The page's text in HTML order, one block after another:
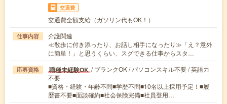
交通費
交通費全額支給（ガソリン代もOK！）
仕事内容
介護関連
≪散歩に付き添ったり、お話し相手になったり≫「え？意外
に簡単！」と思うくらい、スグできる仕事からスタ…
応募資格 職種未経験OK / ブランクOK / パソコンスキル不要 / 英語力
不要
■資格・経験・年齢不問■学歴不問■10名以上採用予定！■履
歴書不要■面談確約■社会保険完備■社員登用…